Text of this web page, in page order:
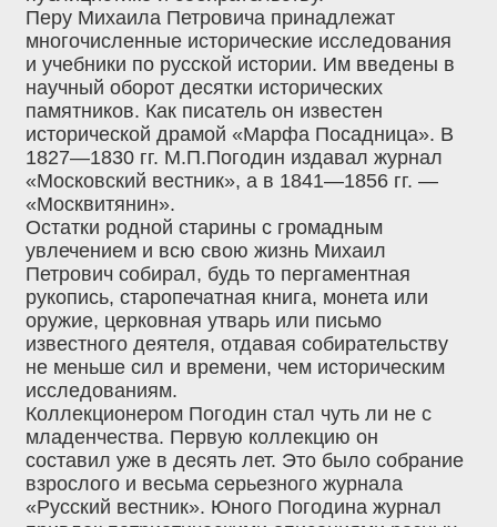
Перу Михаила Петровича принадлежат
многочисленные исторические исследования
и учебники по русской истории. Им введены в
научный оборот десятки исторических
памятников. Как писатель он известен
исторической драмой «Марфа Посадница». В
1827—1830 гг. М.П.Погодин издавал журнал
«Московский вестник», а в 1841—1856 гг. —
«Москвитянин».
Остатки родной старины с громадным
увлечением и всю свою жизнь Михаил
Петрович собирал, будь то пергаментная
рукопись, старопечатная книга, монета или
оружие, церковная утварь или письмо
известного деятеля, отдавая собирательству
не меньше сил и времени, чем историческим
исследованиям.
Коллекционером Погодин стал чуть ли не с
младенчества. Первую коллекцию он
составил уже в десять лет. Это было собрание
взрослого и весьма серьезного журнала
«Русский вестник». Юного Погодина журнал